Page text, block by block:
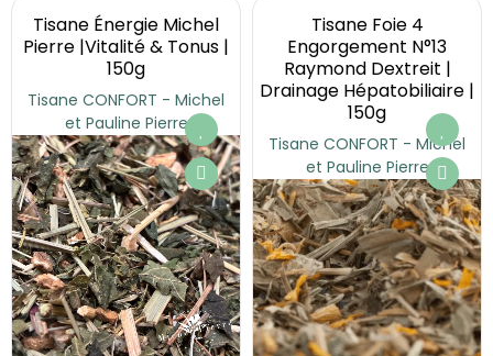
Tisane Énergie Michel
Pierre |Vitalité & Tonus |
150g
Tisane CONFORT - Michel
et Pauline Pierre
Tisane Foie 4
Engorgement N°13
Raymond Dextreit |
Drainage Hépatobiliaire |
150g
Tisane CONFORT - Michel
et Pauline Pierre